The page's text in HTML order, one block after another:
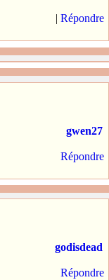
Répondre
gwen27
Répondre
godisdead
Répondre